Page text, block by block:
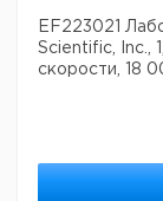
EF223021
Scientific, Inc.,
скорости, 18